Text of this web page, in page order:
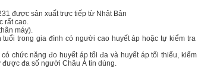
được sản xuất trực tiếp từ Nhật Bản
rất cao.
máy).
trong gia đình có người cao huyết áp hoặc tự kiểm tra
chức năng đo huyết áp tối đa và huyết áp tối thiểu,
đa số người Châu Á tin dùng.